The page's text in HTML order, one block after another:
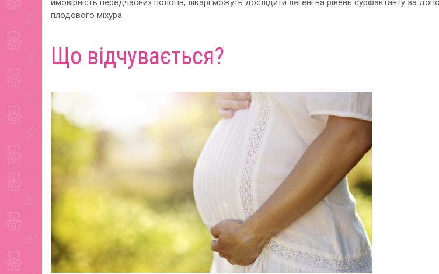
ймовірність передчасних пологів, лікарі можуть дослідити легені на рівень сурфактанту за
плодового міхура.
Що відчувається?